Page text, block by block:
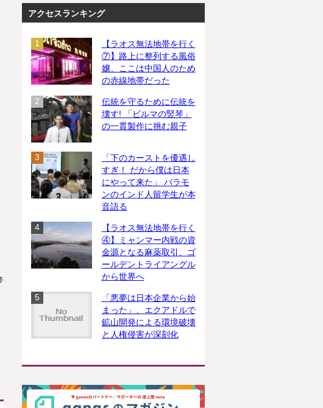
アクセスランキング
【ラオス無法地帯を行く
⑦】路上に整列する風俗
嬢、ここは中国人のため
の赤線地帯だった
伝統を守るために伝統を
壊す! 「ビルマの竪琴」
の一貫製作に挑む親子
「下のカーストを優遇し
すぎ！ だから僕は日本
にやって来た」 バラモ
ンのインド人留学生が本
音語る
【ラオス無法地帯を行く
④】ミャンマー内戦の資
金源となる麻薬取引、ゴ
ールデントライアングル
から世界へ
「悪夢は日本企業から始
まった」、エクアドルで
鉱山開発による環境破壊
と人権侵害が深刻化